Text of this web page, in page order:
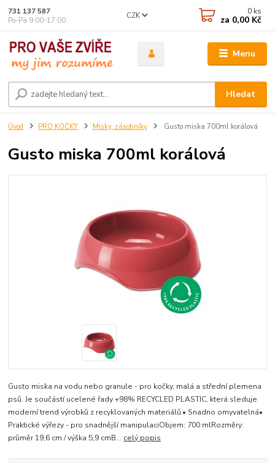
Menu
CZK
Hledat
731 137 587
Po-Pá 9:00-17:00
0 ks
za 0,00 Kč
Úvod PRO KOČKY Misky, zásobníky Gusto miska 700ml korálová
Gusto miska 700ml korálová
Gusto miska na vodu nebo granule - pro kočky, malá a střední plemena
psů. Je součástí ucelené řady +98% RECYCLED PLASTIC, která sleduje
moderní trend výrobků z recyklovaných materiálů.• Snadno omyvatelná•
Praktické výřezy - pro snadnější manipulaciObjem: 700 mlRozměry:
průměr 19,6 cm / výška 5,9 cmB... celý popis